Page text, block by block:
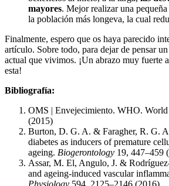
mayores. Mejor realizar una
la población más longeva, la cual
Finalmente, espero que os haya parecido
artículo. Sobre todo, para dejar de pensar
actual que vivimos. ¡Un abrazo muy fuerte
esta!
Bibliografía:
OMS | Envejecimiento. WHO.
(2015)
Burton, D. G. A. & Faragher, R. G.
diabetes as inducers of premature
ageing. Biogerontology 19, 447–459
Assar, M. El, Angulo, J. &
and ageing-induced vascular
Physiology 594, 2125–2146 (2016).